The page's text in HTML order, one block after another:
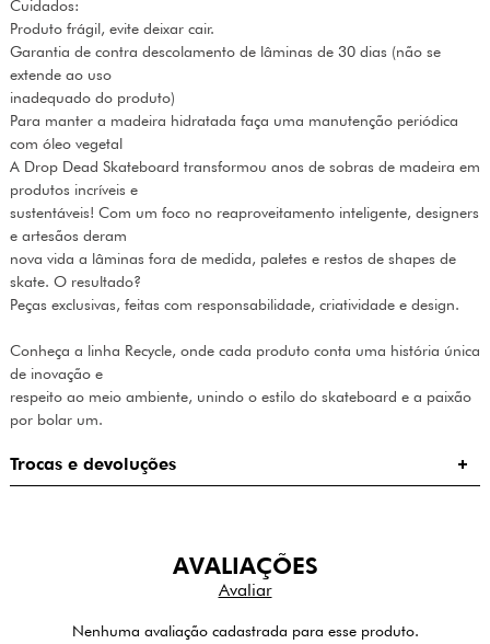
Cuidados:
Produto frágil, evite deixar cair.
Garantia de contra descolamento de lâminas de 30 dias (não se
extende ao uso
inadequado do produto)
Para manter a madeira hidratada faça uma manutenção periódica
com óleo vegetal
A Drop Dead Skateboard transformou anos de sobras de madeira em
produtos incríveis e
sustentáveis! Com um foco no reaproveitamento inteligente, designers
e artesãos deram
nova vida a lâminas fora de medida, paletes e restos de shapes de
skate. O resultado?
Peças exclusivas, feitas com responsabilidade, criatividade e design.
Conheça a linha Recycle, onde cada produto conta uma história única
de inovação e
respeito ao meio ambiente, unindo o estilo do skateboard e a paixão
por bolar um.
Trocas e devoluções
AVALIAÇÕES
Nenhuma avaliação cadastrada para esse produto.